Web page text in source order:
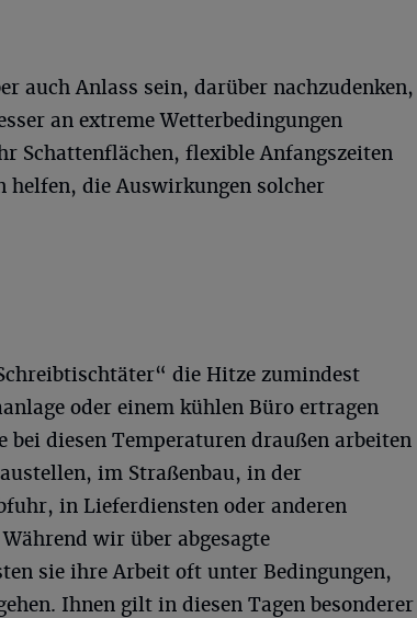
auch Anlass sein, darüber nachzudenken,
an extreme Wetterbedingungen
Schattenflächen, flexible Anfangszeiten
helfen, die Auswirkungen solcher
die Hitze zumindest
oder einem kühlen Büro ertragen
diesen Temperaturen draußen arbeiten
im Straßenbau, in der
in Lieferdiensten oder anderen
wir über abgesagte
sie ihre Arbeit oft unter Bedingungen,
Ihnen gilt in diesen Tagen besonderer